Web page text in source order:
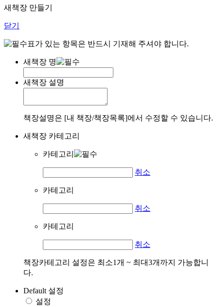
새책장 만들기
닫기
표가 있는 항목은 반드시 기재해 주셔야 합니다.
새책장 명
새책장 설명
책장설명은 [내 책장/책장목록]에서 수정할 수 있습니다.
새책장 카테고리
카테고리
취소
카테고리
취소
카테고리
취소
책장카테고리 설정은 최소1개 ~ 최대3개까지 가능합니
다.
Default 설정
설정